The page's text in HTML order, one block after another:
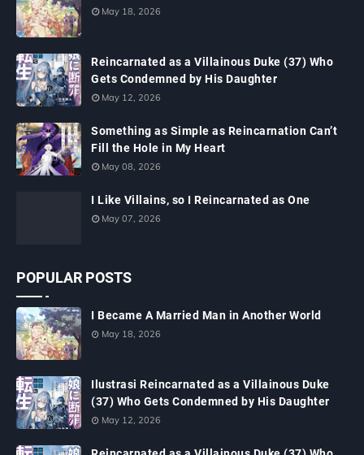
May 18, 2026
Reincarnated as a Villainous Duke (37) Who
Gets Condemned by His Daughter
May 12, 2026
Something as Simple as Reincarnation Can’t
Fill the Hole in My Heart
May 08, 2026
I Like Villains, so I Reincarnated as One
May 07, 2026
POPULAR POSTS
I Became A Married Man in Another World
May 18, 2026
Ilustrasi Reincarnated as a Villainous Duke
(37) Who Gets Condemned by His Daughter
May 12, 2026